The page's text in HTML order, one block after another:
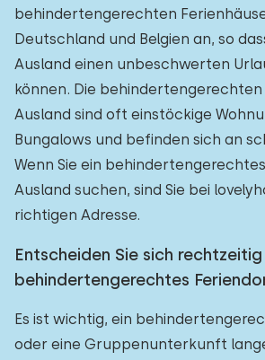
behindertengerechten
Deutschland und Belgien an, so
Ausland einen unbeschwerten
können. Die behindertengerechten
Ausland sind oft einstöckige
Bungalows und befinden sich an
Wenn Sie ein
Ausland suchen, sind Sie bei
richtigen Adresse.
Entscheiden Sie sich
behindertengerechtes
Es ist wichtig, ein
oder eine Gruppenunterkunft